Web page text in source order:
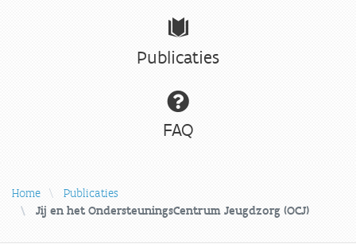
Publicaties
FAQ
Home
Publicaties
Jij en het OndersteuningsCentrum Jeugdzorg (OCJ)